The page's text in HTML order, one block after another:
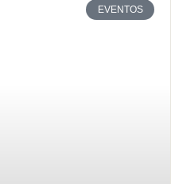
EVENTOS